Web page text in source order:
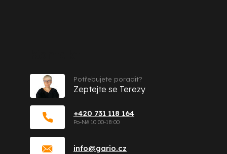
info@gario.cz
+420 731 118 164
Potřebujete poradit?
Zeptejte se Terezy